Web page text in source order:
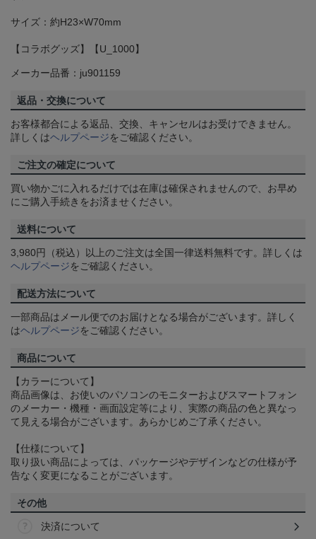
サイズ：約H23×W70mm
【コラボグッズ】【U_1000】
メーカー品番：ju901159
返品・交換について
お客様都合による返品、交換、キャンセルはお受けできません。
詳しくはヘルプページをご確認ください。
ご注文の確定について
買い物かごに入れるだけでは在庫は確保されませんので、お早め
にご購入手続きをお済ませください。
送料について
3,980円（税込）以上のご注文は全国一律送料無料です。詳しくは
ヘルプページをご確認ください。
配送方法について
一部商品はメール便でのお届けとなる場合がございます。詳しく
はヘルプページをご確認ください。
商品について
【カラーについて】
商品画像は、お使いのパソコンのモニターおよびスマートフォン
のメーカー・機種・画面設定等により、実際の商品の色と異なっ
て見える場合がございます。あらかじめご了承ください。
【仕様について】
取り扱い商品によっては、パッケージやデザインなどの仕様が予
告なく変更になることがございます。
その他
決済について